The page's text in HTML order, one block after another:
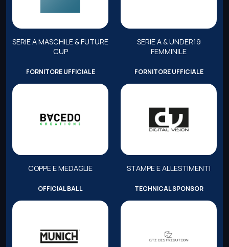
SERIE A MASCHILE & FUTURE
CUP
SERIE A & UNDER19
FEMMINILE
FORNITORE UFFICIALE
COPPE E MEDAGLIE
FORNITORE UFFICIALE
STAMPE E ALLESTIMENTI
OFFICIAL BALL TECHNICAL SPONSOR